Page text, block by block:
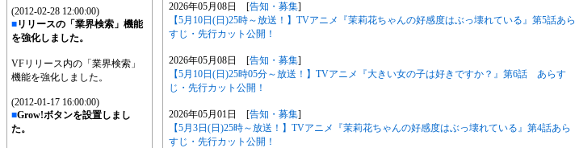
(2012-02-28 12:00:00)
■リリースの「業界検索」機能
を強化しました。
VFリリース内の「業界検索」
機能を強化しました。
(2012-01-17 16:00:00)
■Grow!ボタンを設置しまし
た。
2026年05月08日 [告知・募集]
【5月10日(日)25時～放送！】TVアニメ『茉莉花ちゃんの好感度はぶっ壊れている』第5話あら
すじ・先行カット公開！
2026年05月08日 [告知・募集]
【5月10日(日)25時05分～放送！】TVアニメ『大きい女の子は好きですか？』第6話 あらす
じ・先行カット公開！
2026年05月01日 [告知・募集]
【5月3日(日)25時～放送！】TVアニメ『茉莉花ちゃんの好感度はぶっ壊れている』第4話あら
すじ・先行カット公開！